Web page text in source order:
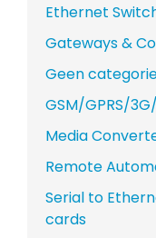
Ethernet
Gateways &
Geen
GSM/GPRS/
Media
Remote
Serial to
cards